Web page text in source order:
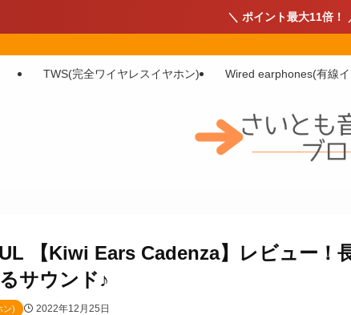
＼ ポイント最大11倍！
TWS(完全ワイヤレスイヤホン) Wired earphones(有線
【Kiwi Ears Cadenza】レビュー！
サウンド♪
ン) 2022年12月25日